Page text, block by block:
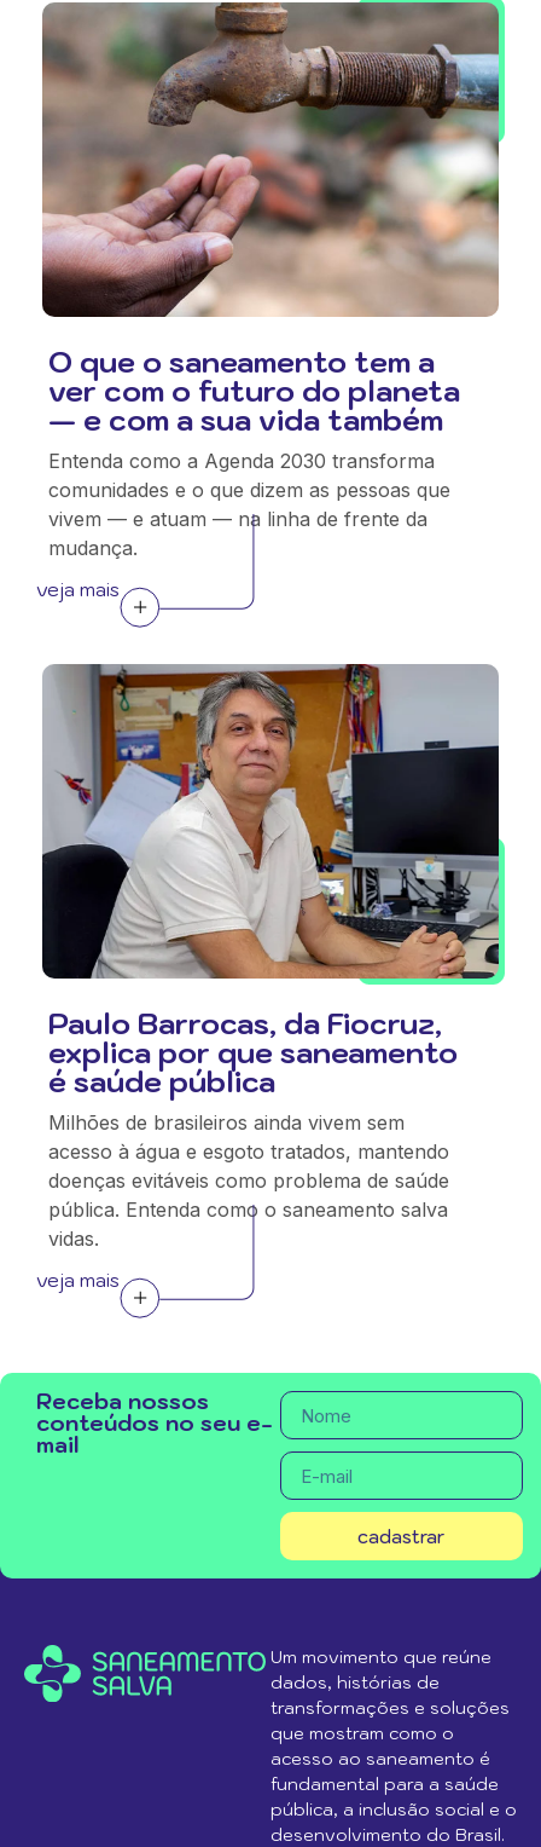
O que o saneamento tem a
ver com o futuro do planeta
— e com a sua vida também
Entenda como a Agenda 2030 transforma
comunidades e o que dizem as pessoas que
vivem — e atuam — na linha de frente da
mudança.
veja mais
Paulo Barrocas, da Fiocruz,
explica por que saneamento
é saúde pública
Milhões de brasileiros ainda vivem sem
acesso à água e esgoto tratados, mantendo
doenças evitáveis como problema de saúde
pública. Entenda como o saneamento salva
vidas.
veja mais
Receba nossos
conteúdos no seu e-
mail
cadastrar
Um movimento que reúne
dados, histórias de
transformações e soluções
que mostram como o
acesso ao saneamento é
fundamental para a saúde
pública, a inclusão social e o
desenvolvimento do Brasil.